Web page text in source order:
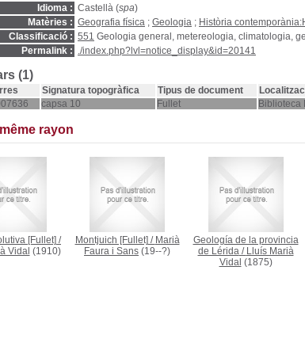
Idioma : Castellà (spa)
Matèries : Geografia física ; Geologia ; Història
Classificació : 551 Geologia general, metereologia, climatologia,
Permalink : ./index.php?lvl=notice_display&id=20141
(1)
Signatura topogràfica Tipus de document
capsa 10 Fullet Biblioteca
rayon
[Fullet] /
Vidal (1910)
Montjuich [Fullet] / Marià
Faura i Sans (19--?)
Geología de la provincia
de Lérida/ Lluís Marià
Vidal (1875)